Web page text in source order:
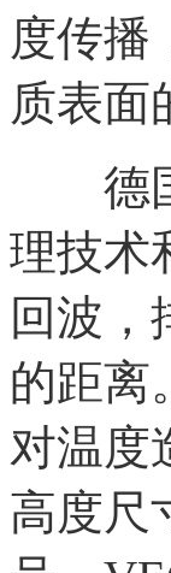
度传播
质表面
德国
理技术
回波，
的距离
对温度
高度尺